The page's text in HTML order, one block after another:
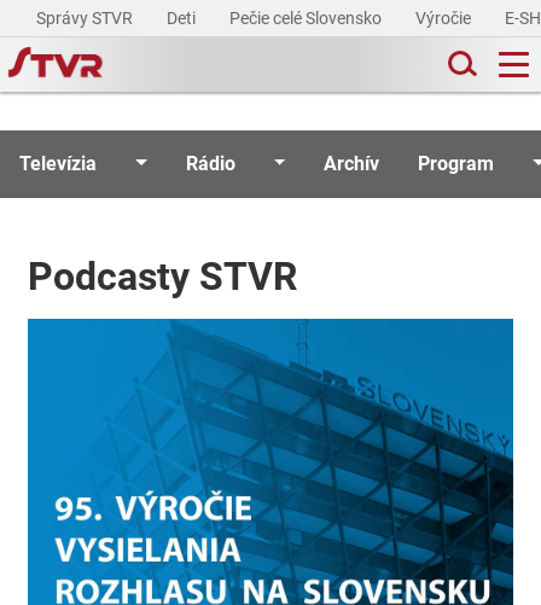
Správy STVR Deti Pečie celé Slovensko Výročie E-
Televízia Rádio Archív Program
Podcasty STVR